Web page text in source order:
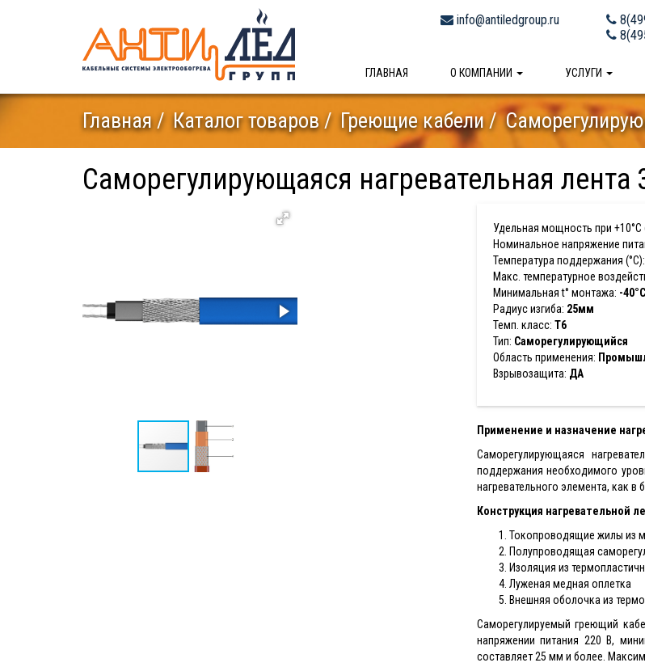
info@antiledgroup.ru
ГЛАВНАЯ О КОМПАНИИ УСЛУГИ
Главная Каталог товаров Греющие кабели
Саморегулирующаяся нагревательная лента
Удельная мощность при +10°С
Номинальное напряжение
Температура поддержания (°С):
Макс. температурное
Минимальная t° монтажа: -40°С
Радиус изгиба: 25мм
Темп. класс: T6
Тип: Саморегулирующийся
Область применения:
Взрывозащита: ДА
Применение и назначение
Саморегулирующаяся
поддержания необходимого
нагревательного элемента, как в
Конструкция нагревательной
Токопроводящие жилы из
Полупроводящая
Изоляция из
Луженая медная оплетка
Внешняя оболочка из
Саморегулируемый греющий
напряжении питания 220 В,
составляет 25 мм и более.